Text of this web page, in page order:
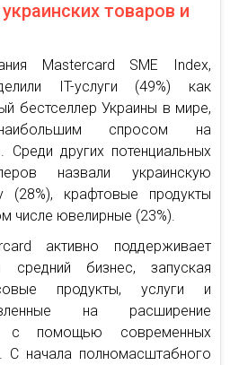
товаров и
Mastercard SME Index,
IT-услуги (49%) как
бестселлер Украины в мире,
спросом на
других потенциальных
назвали украинскую
(28%), крафтовые продукты
числе ювелирные (23%).
активно поддерживает
бизнес, запуская
продукты, услуги и
на расширение
с помощью современных
С начала полномасштабного